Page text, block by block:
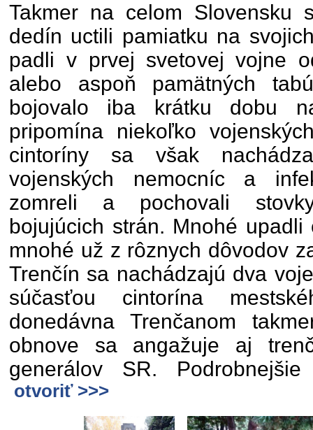
Takmer na celom Slovensku
dedín uctili pamiatku na
padli v prvej svetovej vojne
alebo aspoň pamätných
bojovalo iba krátku dobu
pripomína niekoľko
cintoríny sa však
vojenských nemocníc a
zomreli a pochovali
bojujúcich strán. Mnohé
mnohé už z rôznych dôvodov
Trenčín sa nachádzajú dva
súčasťou cintorína
donedávna Trenčanom
obnove sa angažuje aj
generálov SR.
otvoriť >>>